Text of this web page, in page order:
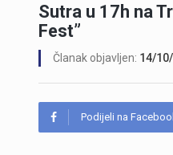
Sutra u 17h na
Fest”
Članak objavljen: 14/
Podijeli na